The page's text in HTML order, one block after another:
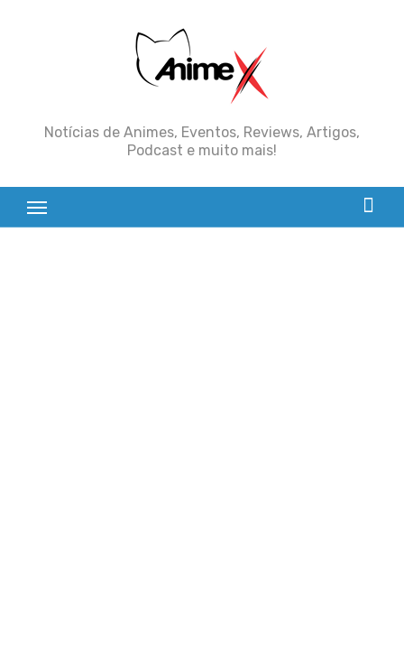
Notícias de Animes, Eventos, Reviews, Artigos,
Podcast e muito mais!